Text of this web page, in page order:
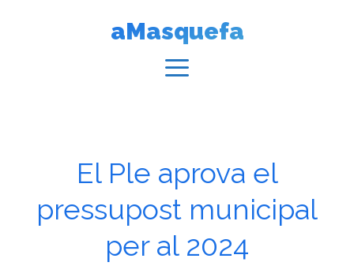
aMasquefa
El Ple aprova el
pressupost municipal
per al 2024